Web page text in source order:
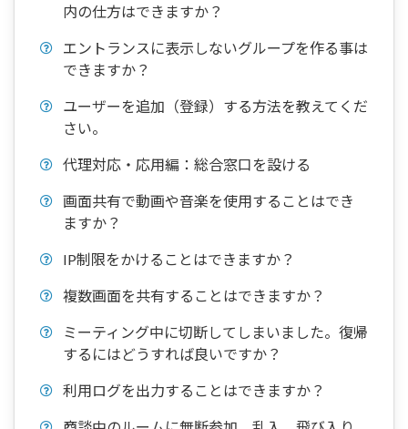
内の仕方はできますか？
エントランスに表示しないグループを作る事は
できますか？
ユーザーを追加（登録）する方法を教えてくだ
さい。
代理対応・応用編：総合窓口を設ける
画面共有で動画や音楽を使用することはでき
ますか？
IP制限をかけることはできますか？
複数画面を共有することはできますか？
ミーティング中に切断してしまいました。復帰
するにはどうすれば良いですか？
利用ログを出力することはできますか？